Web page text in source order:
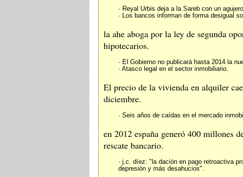
· Reyal Urbis deja a la Sareb con un
· Los bancos informan de forma desigual
la ahe aboga por la ley de segunda
hipotecarios.
· El Gobierno no publicará hasta 2014 la
· Atasco legal en el sector inmobiliario.
El precio de la vivienda en alquiler
diciembre.
· Seis años de caídas en el mercado
en 2012 españa generó 400 millones
rescate bancario.
· j.c. díez: "la dación en pago retroactiva
depresión y más desahucios".